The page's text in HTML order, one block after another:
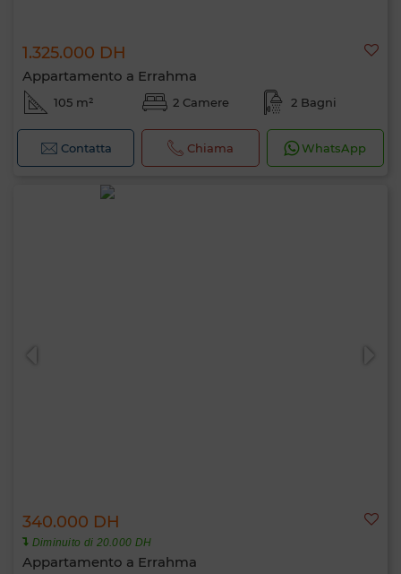
1.325.000 DH
Appartamento a Errahma
105 m² 2 Camere 2 Bagni
Contatta Chiama WhatsApp
340.000 DH
Diminuito di 20.000 DH
Appartamento a Errahma